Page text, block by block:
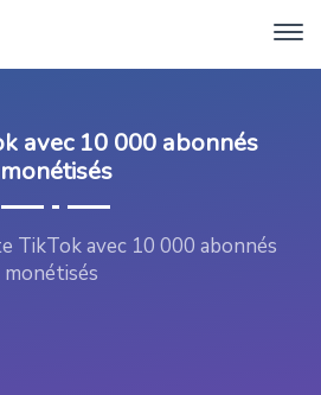
avec 10 000 abonnés
monétisés
TikTok avec 10 000 abonnés
monétisés